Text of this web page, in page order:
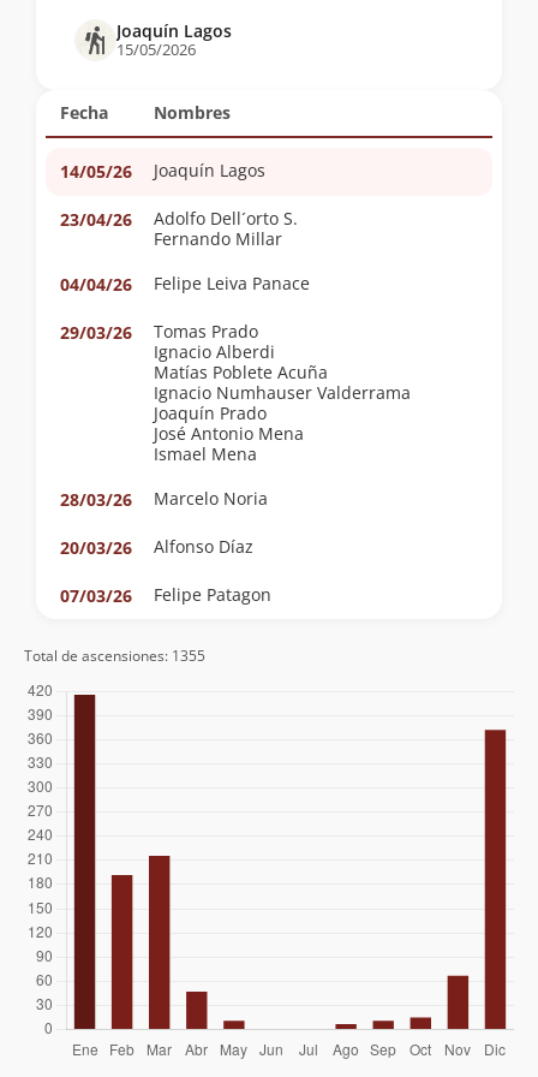
Fecha Nombres
14/05/26 Joaquín Lagos
23/04/26
Adolfo Dell´orto S.
Fernando Millar
04/04/26
Felipe Leiva Panace
29/03/26
Tomas Prado
Ignacio Alberdi
Matías Poblete Acuña
Ignacio Numhauser Valderrama
Joaquín Prado
José Antonio Mena
Ismael Mena
28/03/26
Marcelo Noria
20/03/26 Alfonso Díaz
07/03/26 Felipe Patagon
24/01/26
Sergio Pinedo
22/10/25
Hugo Martínez
Joaquín Lagos
15/05/2026
Total de ascensiones: 1355